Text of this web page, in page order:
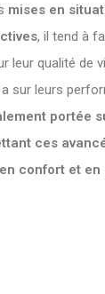
mises en
, il tend à
leur qualité de
a sur leurs
portée
ces
confort et en